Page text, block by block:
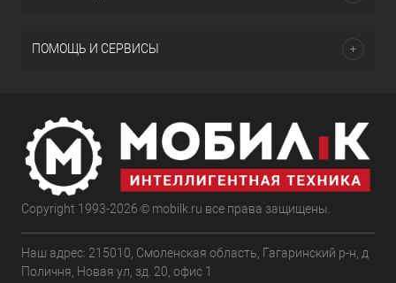
ПОМОЩЬ И СЕРВИСЫ
Copyright 1993-2026 © mobilk.ru все права защищены.
Наш адрес: 215010, Смоленская область, Гагаринский р-н, д
Поличня, Новая ул, зд. 20, офис 1